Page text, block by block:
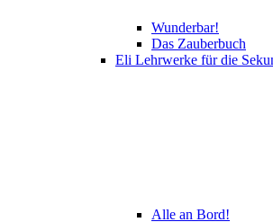
Wunderbar!
Das Zauberbuch
Eli Lehrwerke für die
Alle an Bord!